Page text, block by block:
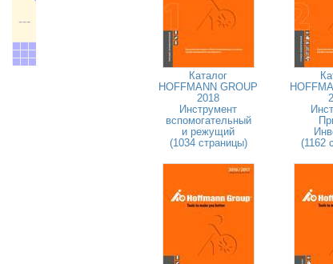
Каталог
HOFFMANN GROUP
2018
Инструмент
вспомогательный
и режущий
(1034 страницы)
(1162
---